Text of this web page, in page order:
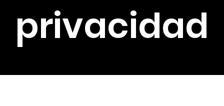
privacidad